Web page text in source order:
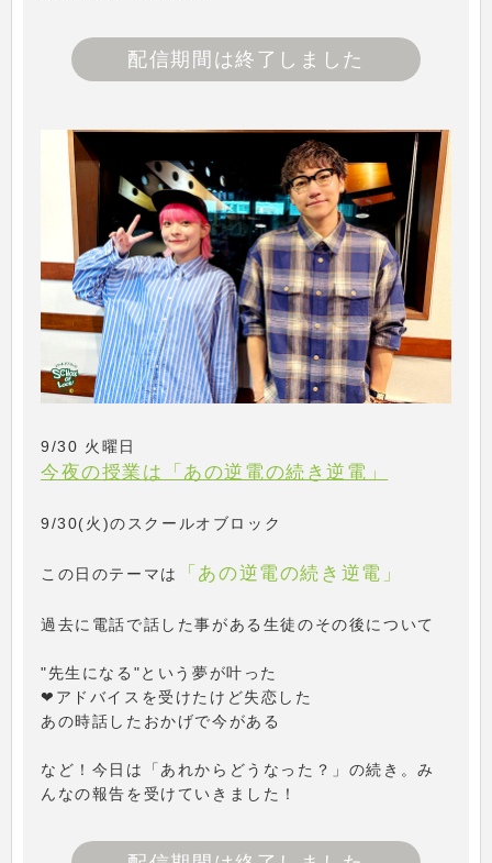
配信期間は終了しました
9/30 火曜日
今夜の授業は「あの逆電の続き逆電」
9/30(火)のスクールオブロック
この日のテーマは 「あの逆電の続き逆電」
過去に電話で話した事がある生徒のその後について
"先生になる"という夢が叶った
❤アドバイスを受けたけど失恋した
あの時話したおかげで今がある
など！今日は「あれからどうなった？」の続き。み
んなの報告を受けていきました！